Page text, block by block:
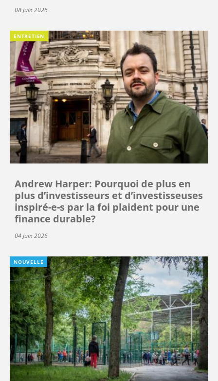
08 Juin 2026
ENTRETIEN
Andrew Harper: Pourquoi de plus en
plus d’investisseurs et d’investisseuses
inspiré-e-s par la foi plaident pour une
finance durable?
04 Juin 2026
NOUVELLE